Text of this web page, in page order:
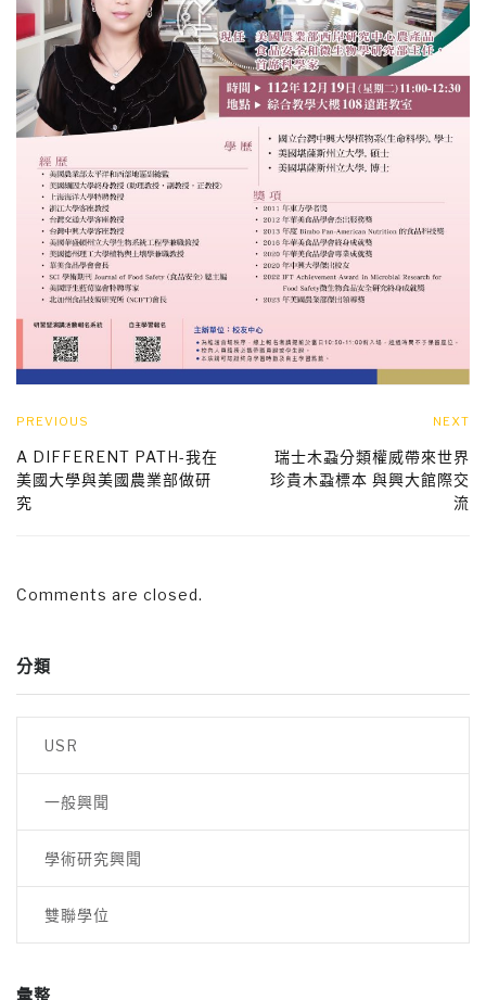
PREVIOUS
A DIFFERENT PATH-我在
美國大學與美國農業部做研
究
NEXT
瑞士木蝨分類權威帶來世界
珍貴木蝨標本 與興大館際交
流
Comments are closed.
分類
USR
一般興聞
學術研究興聞
雙聯學位
彙整